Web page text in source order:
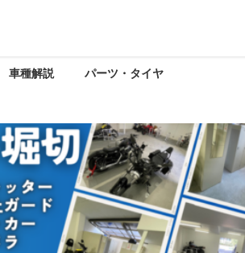
車種解説 パーツ・タイヤ